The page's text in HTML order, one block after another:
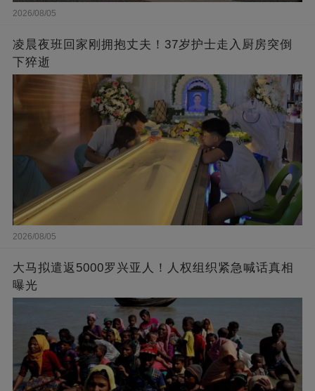
2026/08/05
凌晨夜班回家刚拥抱丈夫！37岁护士走入厨房突倒
下猝逝
2026/08/05
大马拟遣返5000罗兴亚人！人权组织紧急喊话真相
曝光